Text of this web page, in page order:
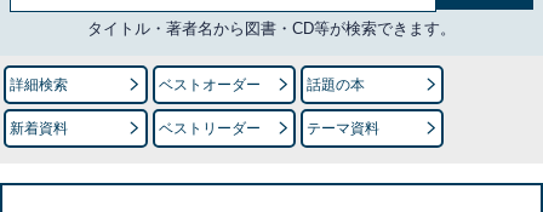
タイトル・著者名から図書・CD等が検索できます。
詳細検索 ベストオーダー 話題の本
新着資料 ベストリーダー テーマ資料